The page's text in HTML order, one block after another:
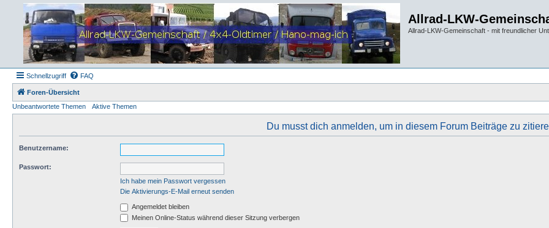
Allrad-LKW-
Allrad-LKW-Gemeinschaft - mit freundlicher
Schnellzugriff FAQ
Foren-Übersicht
Unbeantwortete Themen
Aktive Themen
Du musst dich anmelden, um in diesem Forum Beiträge zu
Benutzername:
Passwort:
Ich habe mein Passwort vergessen
Die Aktivierungs-E-Mail erneut senden
Angemeldet bleiben
Meinen Online-Status während dieser Sitzung verbergen